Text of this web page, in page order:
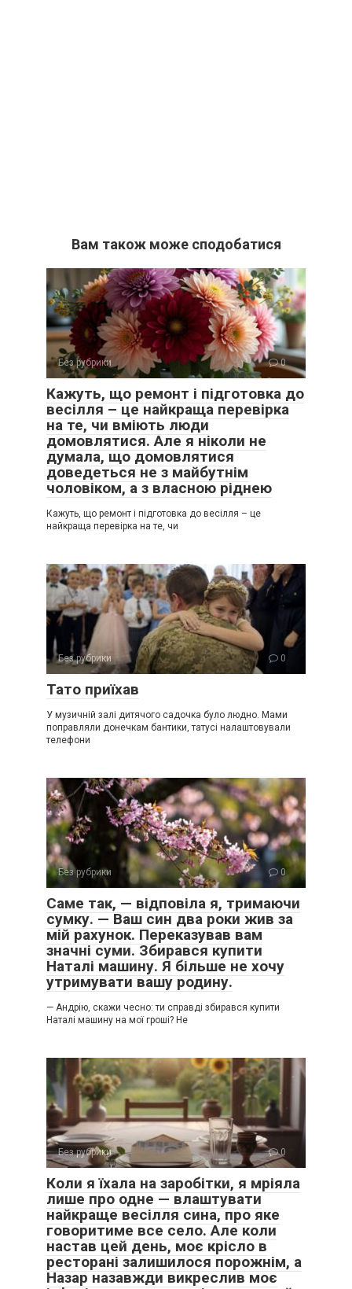
Вам також може сподобатися
Без рубрики 0
Кажуть, що ремонт і підготовка до
весілля – це найкраща перевірка
на те, чи вміють люди
домовлятися. Але я ніколи не
думала, що домовлятися
доведеться не з майбутнім
чоловіком, а з власною ріднею
Кажуть, що ремонт і підготовка до весілля – це
найкраща перевірка на те, чи
Без рубрики 0
Тато приїхав
У музичній залі дитячого садочка було людно. Мами
поправляли донечкам бантики, татусі налаштовували
телефони
Без рубрики 0
Саме так, — відповіла я, тримаючи
сумку. — Ваш син два роки жив за
мій рахунок. Переказував вам
значні суми. Збирався купити
Наталі машину. Я більше не хочу
утримувати вашу родину.
— Андрію, скажи чесно: ти справді збирався купити
Наталі машину на мої гроші? Не
Без рубрики 0
Коли я їхала на заробітки, я мріяла
лише про одне — влаштувати
найкраще весілля сина, про яке
говоритиме все село. Але коли
настав цей день, моє крісло в
ресторані залишилося порожнім, а
Назар назавжди викреслив моє